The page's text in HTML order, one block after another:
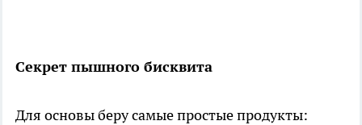
Секрет пышного бисквита
Для основы беру самые простые продукты: